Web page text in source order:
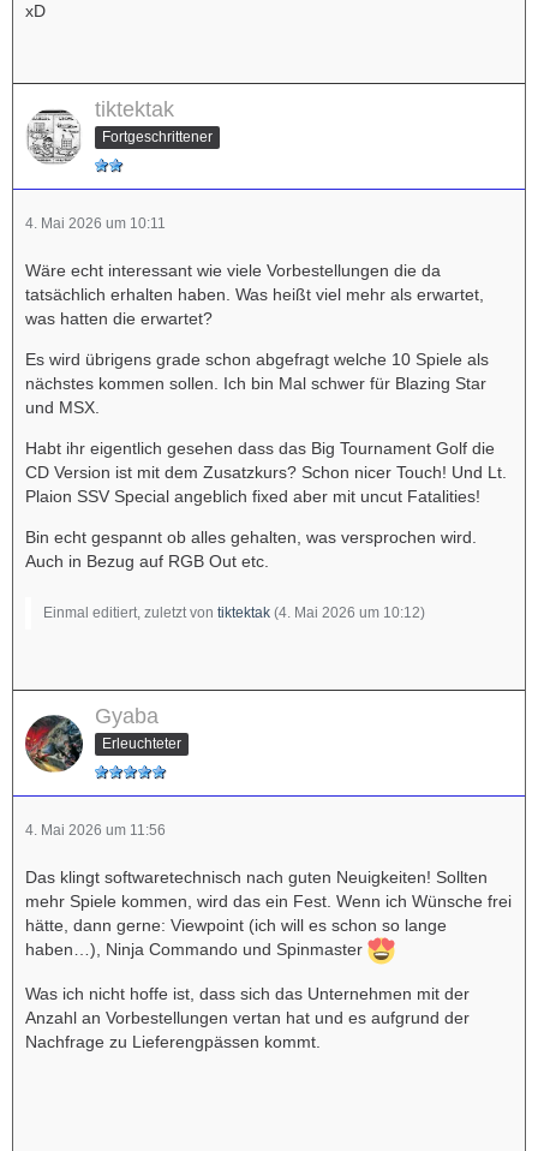
xD
tiktektak
Fortgeschrittener
4. Mai 2026 um 10:11
Wäre echt interessant wie viele Vorbestellungen die da
tatsächlich erhalten haben. Was heißt viel mehr als erwartet,
was hatten die erwartet?
Es wird übrigens grade schon abgefragt welche 10 Spiele als
nächstes kommen sollen. Ich bin Mal schwer für Blazing Star
und MSX.
Habt ihr eigentlich gesehen dass das Big Tournament Golf die
CD Version ist mit dem Zusatzkurs? Schon nicer Touch! Und Lt.
Plaion SSV Special angeblich fixed aber mit uncut Fatalities!
Bin echt gespannt ob alles gehalten, was versprochen wird.
Auch in Bezug auf RGB Out etc.
Einmal editiert, zuletzt von tiktektak (4. Mai 2026 um 10:12)
Gyaba
Erleuchteter
4. Mai 2026 um 11:56
Das klingt softwaretechnisch nach guten Neuigkeiten! Sollten
mehr Spiele kommen, wird das ein Fest. Wenn ich Wünsche frei
hätte, dann gerne: Viewpoint (ich will es schon so lange
haben…), Ninja Commando und Spinmaster
Was ich nicht hoffe ist, dass sich das Unternehmen mit der
Anzahl an Vorbestellungen vertan hat und es aufgrund der
Nachfrage zu Lieferengpässen kommt.